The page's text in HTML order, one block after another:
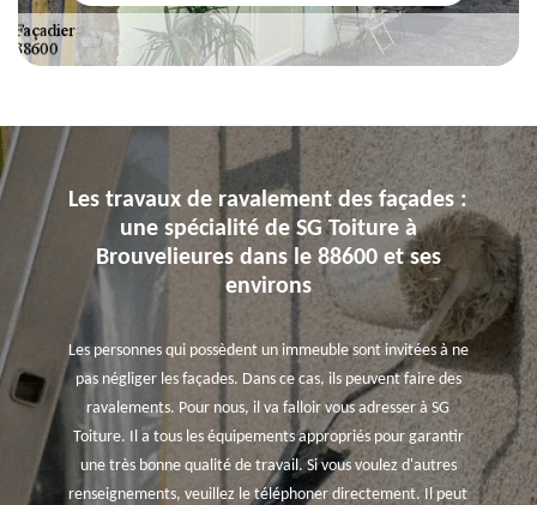
Les travaux de ravalement des façades :
une spécialité de SG Toiture à
Brouvelieures dans le 88600 et ses
environs
Les personnes qui possèdent un immeuble sont invitées à ne
pas négliger les façades. Dans ce cas, ils peuvent faire des
ravalements. Pour nous, il va falloir vous adresser à SG
Toiture. Il a tous les équipements appropriés pour garantir
une très bonne qualité de travail. Si vous voulez d'autres
renseignements, veuillez le téléphoner directement. Il peut